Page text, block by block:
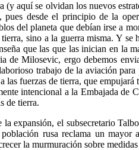
aquí se olvidan los nuevos
desde el principio de la
del planeta que debían irse a
sino a la guerra misma. Y se
que las que las inician en la
de Milosevic, ergo debemos
trabajo de la aviación
fuerzas de tierra, que empujará
intencional a la Embajada de
de tierra.
expansión, el subsecretario
rusa reclama un mayor
la murmuración sobre